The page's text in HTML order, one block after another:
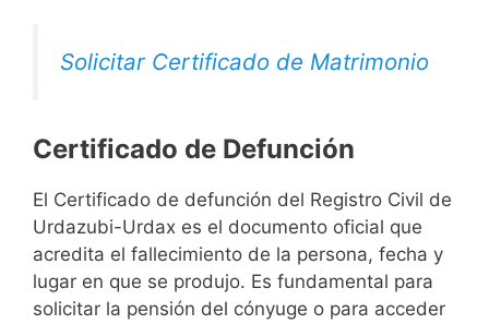
Solicitar Certificado de Matrimonio
Certificado de Defunción
El Certificado de defunción del Registro Civil de
Urdazubi-Urdax es el documento oficial que
acredita el fallecimiento de la persona, fecha y
lugar en que se produjo. Es fundamental para
solicitar la pensión del cónyuge o para acceder